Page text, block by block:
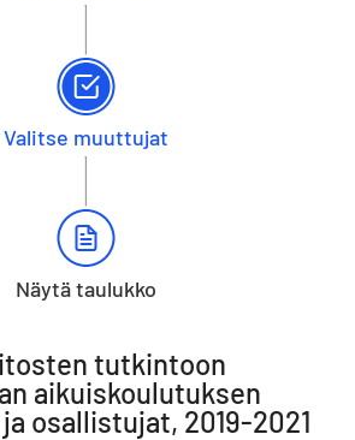
Valitse muuttujat
Näytä taulukko
tutkintoon
aikuiskoulutuksen
osallistujat, 2019-2021